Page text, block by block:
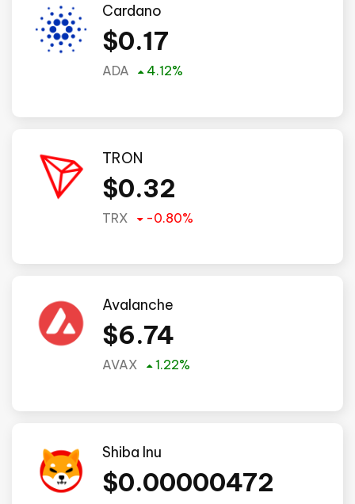
Cardano
$0.17
ADA 4.12%
TRON
$0.32
TRX -0.80%
Avalanche
$6.74
AVAX 1.22%
Shiba Inu
$0.00000472